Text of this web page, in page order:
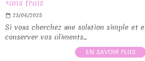
23/06/2025
Si vous cherchez une solution simple et
conserver vos aliments...
EN SAVOIR PLUS